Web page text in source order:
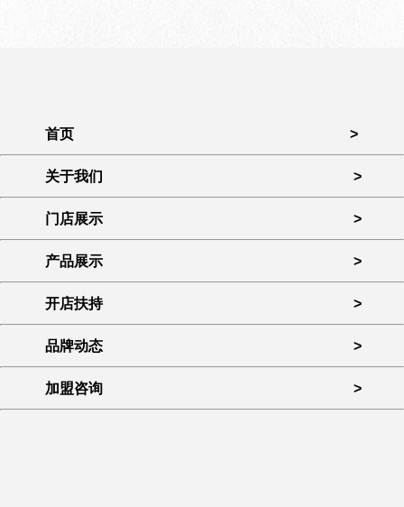
首页 >
关于我们 >
门店展示 >
产品展示 >
开店扶持 >
品牌动态 >
加盟咨询 >